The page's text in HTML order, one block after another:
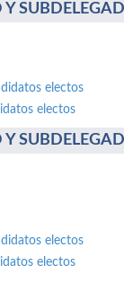
Y
electos
electos
Y
electos
electos